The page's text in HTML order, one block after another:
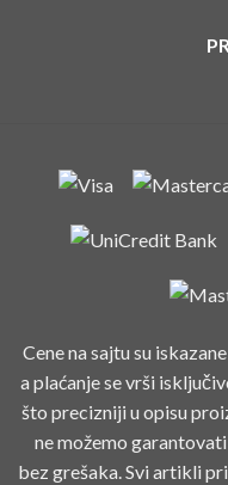
Cene na sajtu su
a plaćanje se vrši
što precizniji u opisu
ne možemo
bez grešaka. Svi artikli